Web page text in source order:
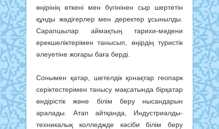
өңірінің өткені мен бүгінінен сыр шертетін
құнды жәдігерлер мен деректер ұсынылды.
Сарапшылар аймақтың тарихи-мәдени
ерекшеліктерімен танысып, өңірдің туристік
әлеуетіне жоғары баға берді.
Сонымен қатар, шетелдік қонақтар геопарк
серіктестерімен танысу мақсатында бірқатар
өндірістік және білім беру нысандарын
аралады. Атап айтқанда, Индустриалды-
техникалық колледжде кәсіби білім беру